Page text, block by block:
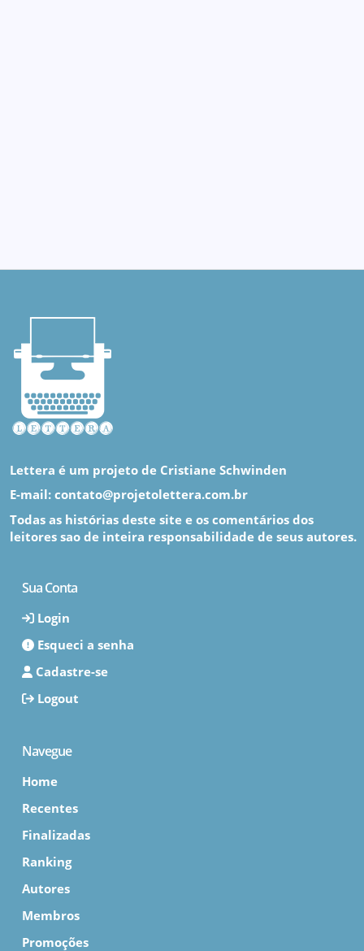
Lettera é um projeto de Cristiane Schwinden
E-mail: contato@projetolettera.com.br
Todas as histórias deste site e os comentários dos
leitores sao de inteira responsabilidade de seus autores.
Sua Conta
Login
Esqueci a senha
Cadastre-se
Logout
Navegue
Home
Recentes
Finalizadas
Ranking
Autores
Membros
Promoções